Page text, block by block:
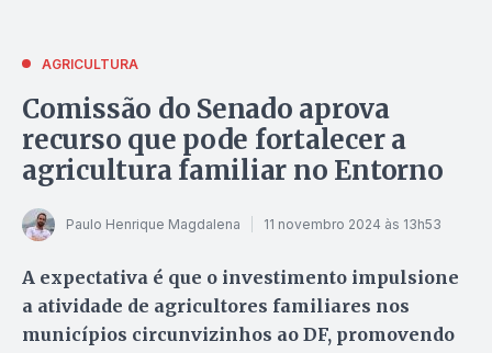
AGRICULTURA
Comissão do Senado aprova
recurso que pode fortalecer a
agricultura familiar no Entorno
Paulo Henrique Magdalena 11 novembro 2024 às 13h53
A expectativa é que o investimento impulsione
a atividade de agricultores familiares nos
municípios circunvizinhos ao DF, promovendo